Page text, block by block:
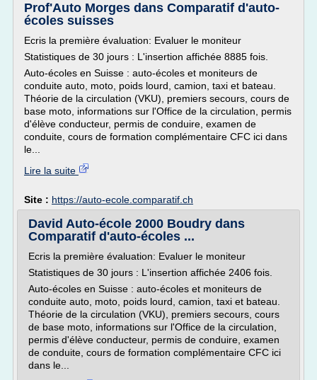
Prof'Auto Morges dans Comparatif d'auto-
écoles suisses
Ecris la première évaluation: Evaluer le moniteur
Statistiques de 30 jours : L'insertion affichée 8885 fois.
Auto-écoles en Suisse : auto-écoles et moniteurs de
conduite auto, moto, poids lourd, camion, taxi et bateau.
Théorie de la circulation (VKU), premiers secours, cours de
base moto, informations sur l'Office de la circulation, permis
d'élève conducteur, permis de conduire, examen de
conduite, cours de formation complémentaire CFC ici dans
le...
Lire la suite
Site : https://auto-ecole.comparatif.ch
David Auto-école 2000 Boudry dans
Comparatif d'auto-écoles ...
Ecris la première évaluation: Evaluer le moniteur
Statistiques de 30 jours : L'insertion affichée 2406 fois.
Auto-écoles en Suisse : auto-écoles et moniteurs de
conduite auto, moto, poids lourd, camion, taxi et bateau.
Théorie de la circulation (VKU), premiers secours, cours
de base moto, informations sur l'Office de la circulation,
permis d'élève conducteur, permis de conduire, examen
de conduite, cours de formation complémentaire CFC ici
dans le...